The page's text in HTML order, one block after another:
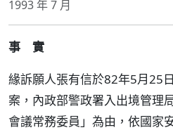
1993 年 7 月
事 實
緣訴願人張有信於82年5月25
案，內政部警政署入出境管理
會議常務委員」為由，依國家